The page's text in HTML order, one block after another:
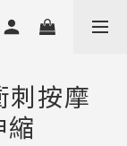
刺按摩